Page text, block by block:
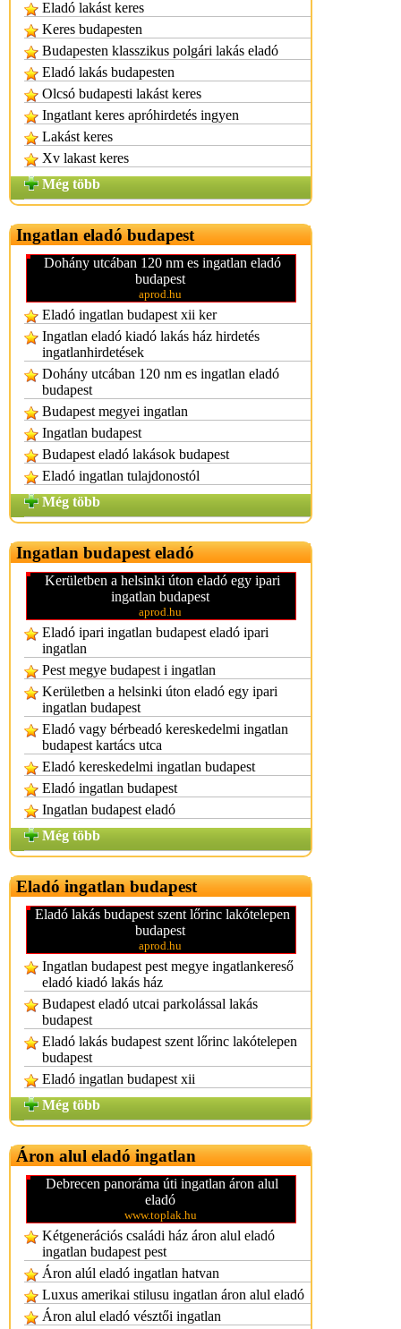
Eladó lakást keres
Keres budapesten
Budapesten klasszikus polgári lakás eladó
Eladó lakás budapesten
Olcsó budapesti lakást keres
Ingatlant keres apróhirdetés ingyen
Lakást keres
Xv lakast keres
Még több
Ingatlan eladó budapest
Dohány utcában 120 nm es ingatlan eladó
budapest
aprod.hu
Eladó ingatlan budapest xii ker
Ingatlan eladó kiadó lakás ház hirdetés
ingatlanhirdetések
Dohány utcában 120 nm es ingatlan eladó
budapest
Budapest megyei ingatlan
Ingatlan budapest
Budapest eladó lakások budapest
Eladó ingatlan tulajdonostól
Még több
Ingatlan budapest eladó
Kerületben a helsinki úton eladó egy ipari
ingatlan budapest
aprod.hu
Eladó ipari ingatlan budapest eladó ipari
ingatlan
Pest megye budapest i ingatlan
Kerületben a helsinki úton eladó egy ipari
ingatlan budapest
Eladó vagy bérbeadó kereskedelmi ingatlan
budapest kartács utca
Eladó kereskedelmi ingatlan budapest
Eladó ingatlan budapest
Ingatlan budapest eladó
Még több
Eladó ingatlan budapest
Eladó lakás budapest szent lőrinc lakótelepen
budapest
aprod.hu
Ingatlan budapest pest megye ingatlankereső
eladó kiadó lakás ház
Budapest eladó utcai parkolással lakás
budapest
Eladó lakás budapest szent lőrinc lakótelepen
budapest
Eladó ingatlan budapest xii
Még több
Áron alul eladó ingatlan
Debrecen panoráma úti ingatlan áron alul
eladó
www.toplak.hu
Kétgenerációs családi ház áron alul eladó
ingatlan budapest pest
Áron alúl eladó ingatlan hatvan
Luxus amerikai stilusu ingatlan áron alul eladó
Áron alul eladó vésztői ingatlan